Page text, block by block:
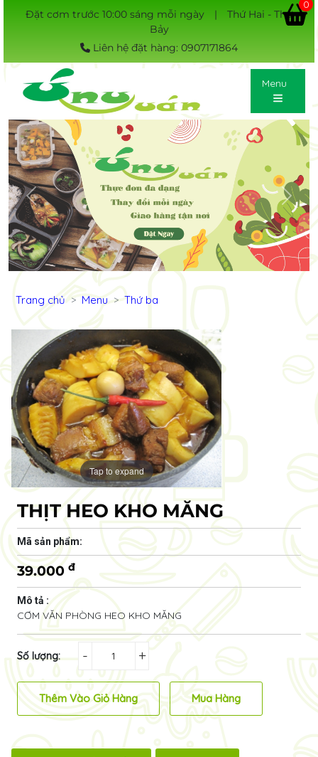
Đặt cơm trước 10:00 sáng mỗi ngày |
Thứ Hai - Thứ
Bảy
Liên hệ đặt hàng: 0907171864
Menu
0
Previous Next
Trang chủ Menu Thứ ba
Tap to expand
THỊT HEO KHO MĂNG
Mã sản phẩm:
39.000 đ
Mô tả :
CƠM VĂN PHÒNG HEO KHO MĂNG
Số lượng: - +
Thêm Vào Giỏ Hàng Mua Hàng